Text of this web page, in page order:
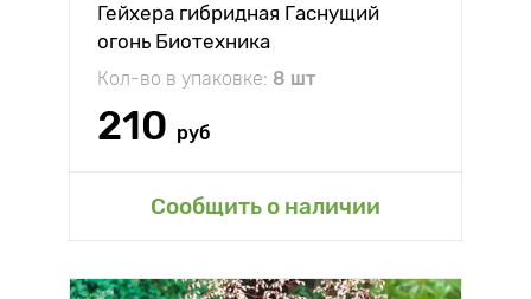
Гейхера гибридная Гаснущий
огонь Биотехника
Кол-во в упаковке: 8 шт
210 руб
Сообщить о наличии